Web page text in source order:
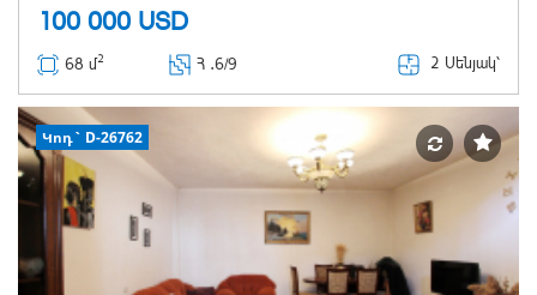
100 000 USD
68 մ2 Հ ․6/9 2 Սենյակ՝
Կոդ` D-26762